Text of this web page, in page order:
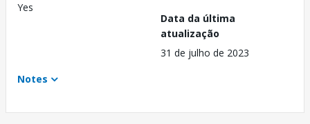
Yes
Data da última
atualização
31 de julho de 2023
Notes